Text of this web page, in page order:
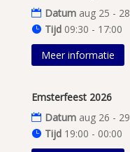
Datum aug 25 -
Tijd 09:30 - 17:00
Meer informatie
Emsterfeest 2026
Datum aug 26 -
Tijd 19:00 - 00:00